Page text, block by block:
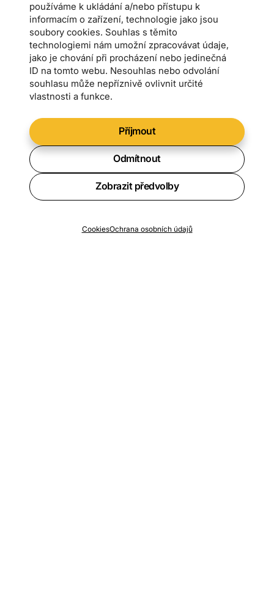
používáme k ukládání a/nebo přístupu k
informacím o zařízení, technologie jako jsou
soubory cookies. Souhlas s těmito
technologiemi nám umožní zpracovávat údaje,
jako je chování při procházení nebo jedinečná
ID na tomto webu. Nesouhlas nebo odvolání
souhlasu může nepříznivě ovlivnit určité
vlastnosti a funkce.
Příjmout
Odmítnout
Zobrazit předvolby
CookiesOchrana osobních údajů
Chcete vědět o všech novinkách?